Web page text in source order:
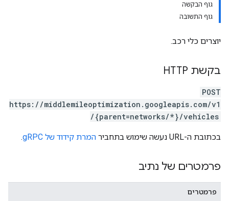
גוף הבקשה
גוף התשובה
יוצרים כלי רכב.
בקשת HTTP
POST
https://middlemileoptimization.googleapis.com/v1
/{parent=networks/*}/vehicles
בכתובת ה-URL נעשה שימוש בתחביר המרת קידוד של gRPC .
פרמטרים של נתיב
פרמטרים